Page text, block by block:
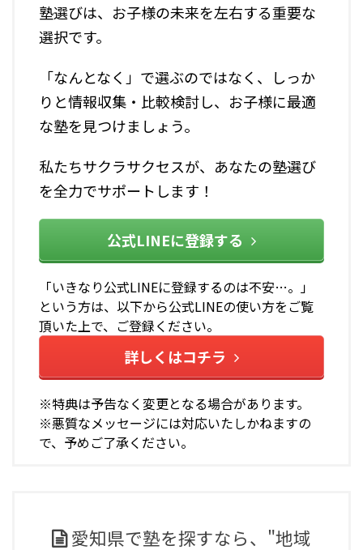
塾選びは、お子様の未来を左右する重要な
選択です。
「なんとなく」で選ぶのではなく、しっか
りと情報収集・比較検討し、お子様に最適
な塾を見つけましょう。
私たちサクラサクセスが、あなたの塾選び
を全力でサポートします！
公式LINEに登録する
「いきなり公式LINEに登録するのは不安…。」
という方は、以下から公式LINEの使い方をご覧
頂いた上で、ご登録ください。
詳しくはコチラ
※特典は予告なく変更となる場合があります。
※悪質なメッセージには対応いたしかねますの
で、予めご了承ください。
愛知県で塾を探すなら、"地域